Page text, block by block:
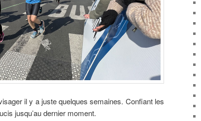
il y a juste quelques semaines. Confiant les
jusqu’au dernier moment.